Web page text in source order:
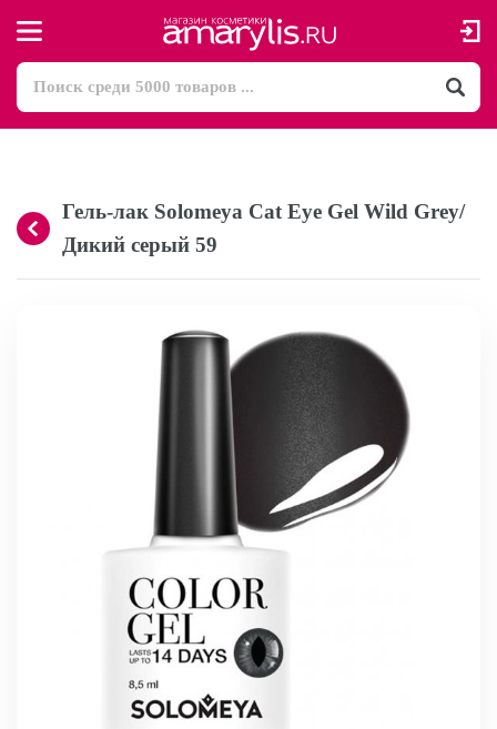
Гель-лак Solomeya Cat Eye Gel Wild Grey/
Дикий серый 59